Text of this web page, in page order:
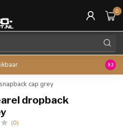
0
45
9.3
cap grey
dropback
(0)